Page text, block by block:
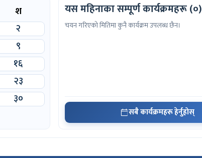
श
२
९
१६
२३
३०
यस महिनाका सम्पूर्ण कार्यक्रमहरू (०)
चयन गरिएको मितिमा कुनै कार्यक्रम उपलब्ध छैन।
सबै कार्यक्रमहरू हेर्नुहोस्